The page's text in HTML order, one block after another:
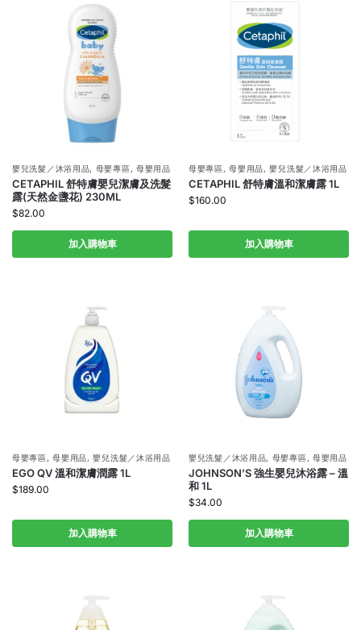
嬰兒洗髮／沐浴用品, 母嬰專區, 母嬰用品
CETAPHIL 舒特膚嬰兒潔膚及洗髮
露(天然金盞花) 230ML
$82.00
加入購物車
母嬰專區,母嬰用品,嬰兒洗髮／沐浴用品
CETAPHIL 舒特膚溫和潔膚露 1L
$160.00
加入購物車
母嬰專區,母嬰用品,嬰兒洗髮／沐浴用品
EGO QV 溫和潔膚潤露 1L
$189.00
加入購物車
嬰兒洗髮／沐浴用品, 母嬰專區, 母嬰用品
JOHNSON’S 強生嬰兒沐浴露 – 溫
和 1L
$34.00
加入購物車